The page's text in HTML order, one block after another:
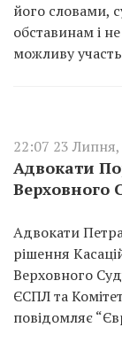
його словами,
обставинам і
можливу
22:07 23 Липня,
Адвокати
Верховного
Адвокати
рішення
Верховного
ЄСПЛ та
повідомляє